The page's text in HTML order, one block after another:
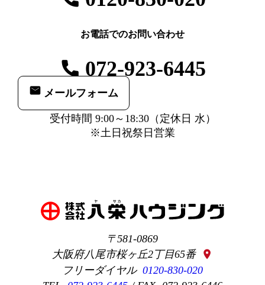
お電話でのお問い合わせ
072-923-6445
メールフォーム
受付時間 9:00～18:30（定休日 水）
※土日祝祭日営業
581-0869
大阪府八尾市桜ヶ丘2丁目65番
location_on
0120-830-020